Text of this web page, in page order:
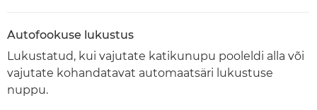
Autofookuse lukustus
Lukustatud, kui vajutate katikunupu pooleldi alla või
vajutate kohandatavat automaatsäri lukustuse
nuppu.